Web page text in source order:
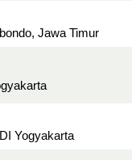
Jawa Timur
Yogyakarta